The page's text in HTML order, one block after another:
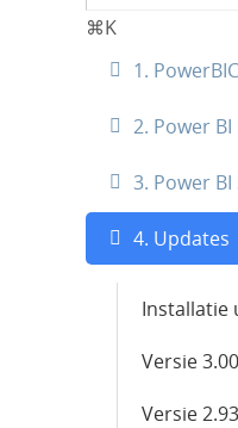
⌘K
1.
2. Power
3. Power BI
4. Updates
Installatie
Versie 3.00
Versie 2.93